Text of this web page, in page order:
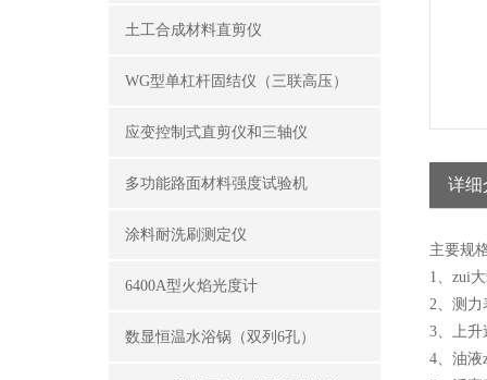
土工合成材料直剪仪
WG型单杠杆固结仪（三联高压）
应变控制式直剪仪和三轴仪
多功能路面材料强度试验机
涂料耐洗刷测定仪
6400A型火焰光度计
数显恒温水浴锅（双列6孔）
详细
主要规
1、zui
2、测力
3、上升
4、油液